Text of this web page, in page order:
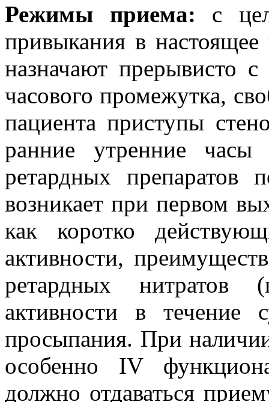
Режимы приема: с
привыкания в настоящее
назначают прерывисто
часового промежутка,
пациента приступы
ранние утренние
ретардных препаратов
возникает при первом
как коротко
активности,
ретардных нитратов
активности в течение
просыпания. При
особенно IV
должно отдаваться